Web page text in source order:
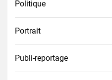
Politique
Portrait
Publi-reportage